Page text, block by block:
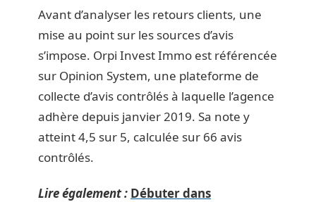
Avant d’analyser les retours clients, une
mise au point sur les sources d’avis
s’impose. Orpi Invest Immo est référencée
sur Opinion System, une plateforme de
collecte d’avis contrôlés à laquelle l’agence
adhère depuis janvier 2019. Sa note y
atteint 4,5 sur 5, calculée sur 66 avis
contrôlés.
Lire également : Débuter dans